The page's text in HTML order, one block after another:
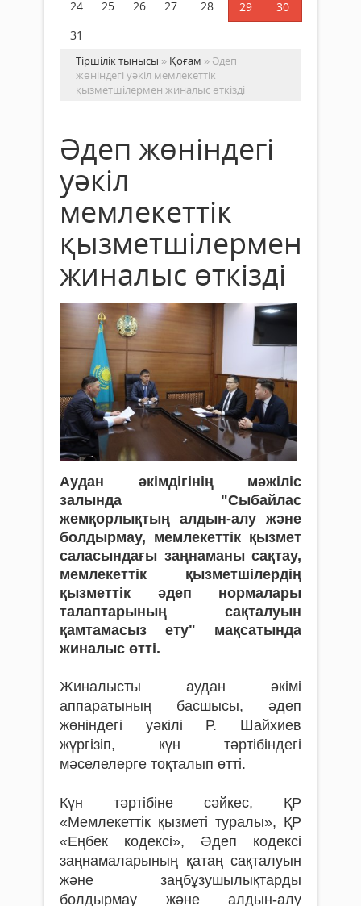
24
25 26 27 28 29
30
31
Тіршілік тынысы » Қоғам » Әдеп
жөніндегі уәкіл мемлекеттік
қызметшілермен жиналыс өткізді
Әдеп жөніндегі
уәкіл
мемлекеттік
қызметшілермен
жиналыс өткізді
Аудан әкімдігінің мәжіліс
залында "Сыбайлас
жемқорлықтың алдын-алу және
болдырмау, мемлекеттік қызмет
саласындағы заңнаманы сақтау,
мемлекеттік қызметшілердің
қызметтік әдеп нормалары
талаптарының сақталуын
қамтамасыз ету" мақсатында
жиналыс өтті.
Жиналысты аудан әкімі
аппаратының басшысы, әдеп
жөніндегі уәкілі Р. Шайхиев
жүргізіп, күн тәртібіндегі
мәселелерге тоқталып өтті.
Күн тәртібіне сәйкес, ҚР
«Мемлекеттік қызметі туралы», ҚР
«Еңбек кодексі», Әдеп кодексі
заңнамаларының қатаң сақталуын
және заңбұзушылықтарды
болдырмау және алдын-алу